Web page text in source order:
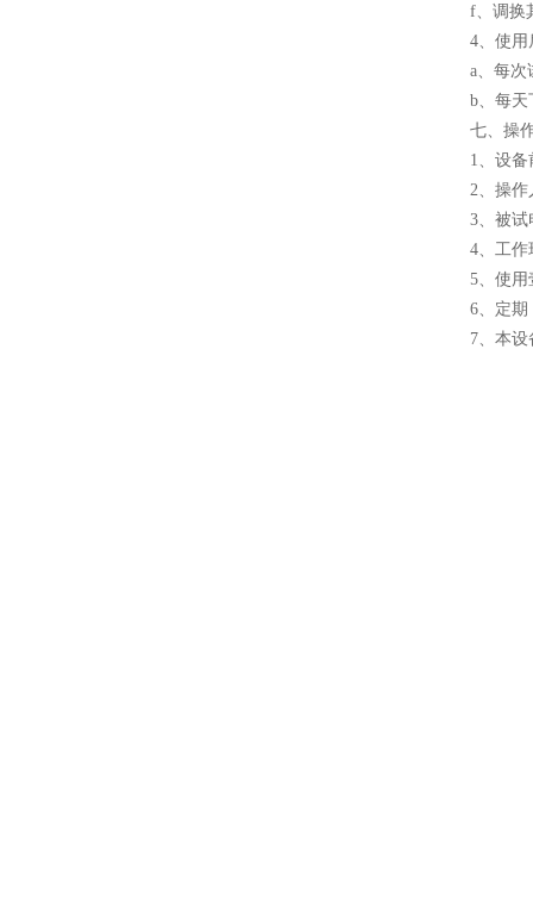
f、调换
4、使用
a、每次
b、每天
七、操
1、设
2、操作
3、被
4、工作
5、使用
6、定期
7、本